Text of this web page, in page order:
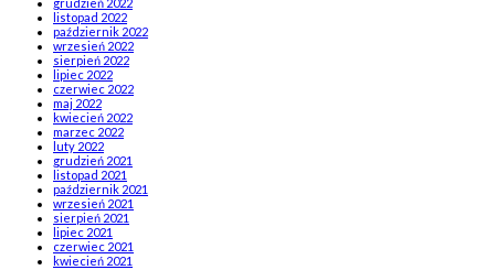
grudzień 2022
listopad 2022
październik 2022
wrzesień 2022
sierpień 2022
lipiec 2022
czerwiec 2022
maj 2022
kwiecień 2022
marzec 2022
luty 2022
grudzień 2021
listopad 2021
październik 2021
wrzesień 2021
sierpień 2021
lipiec 2021
czerwiec 2021
kwiecień 2021